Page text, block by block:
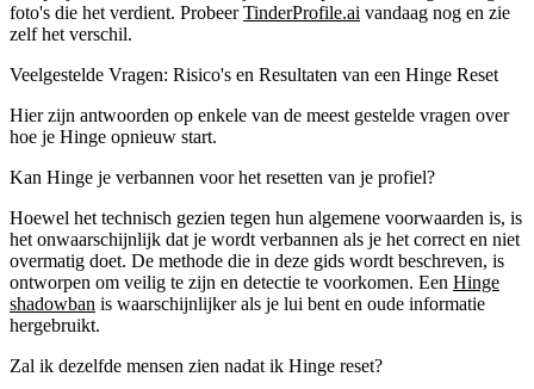
foto's die het verdient. ProbeerTinderProfile.ai vandaag nog en zie
zelf het verschil.
Veelgestelde Vragen: Risico's en Resultaten van een Hinge Reset
Hier zijn antwoorden op enkele van de meest gestelde vragen over
hoe je Hinge opnieuw start.
Kan Hinge je verbannen voor het resetten van je profiel?
Hoewel het technisch gezien tegen hun algemene voorwaarden is, is
het onwaarschijnlijk dat je wordt verbannen als je het correct en niet
overmatig doet. De methode die in deze gids wordt beschreven, is
ontworpen om veilig te zijn en detectie te voorkomen. Een Hinge
shadowban is waarschijnlijker als je lui bent en oude informatie
hergebruikt.
Zal ik dezelfde mensen zien nadat ik Hinge reset?